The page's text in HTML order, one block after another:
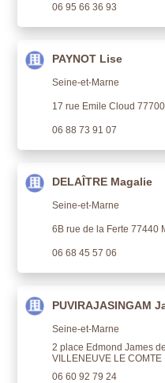
06 95 66 36 93
PAYNOT Lise
Seine-et-Marne
17 rue Emile Cloud
06 88 73 91 07
DELAÎTRE Magalie
Seine-et-Marne
6B rue de la Ferte 77440
06 68 45 57 06
PUVIRAJASINGAM
Seine-et-Marne
2 place Edmond James
VILLENEUVE LE COMTE
06 60 92 79 24